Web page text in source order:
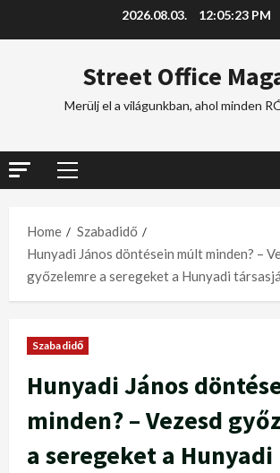
2026.08.03. 12:05:24 PM
Street Office
Merülj el a világunkban, ahol minden
Home
Szabadidő
Hunyadi János döntésein múlt minden? –
győzelemre a seregeket a Hunyadi
Szabadidő
Hunyadi János
minden? – Vezesd
a seregeket a Hunyadi